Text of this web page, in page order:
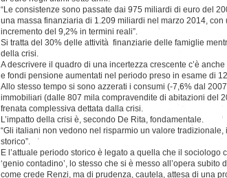
“Le consistenze sono passate dai 975 miliardi di euro del
una massa finanziaria di 1.209 miliardi nel marzo 2014, con
incremento del 9,2% in termini reali”.
Si tratta del 30% delle attività finanziarie delle famiglie
della crisi.
A descrivere il quadro di una incertezza crescente c’è
e fondi pensione aumentati nel periodo preso in esame di
Allo stesso tempo si sono azzerati i consumi (-7,6% dal
immobiliari (dalle 807 mila compravendite di abitazioni del
frenata complessiva dettata dalla crisi.
L’impatto della crisi è, secondo De Rita, fondamentale.
“Gli italiani non vedono nel risparmio un valore
storico”.
E l’attuale periodo storico è legato a quella che il sociologo
‘genio contadino’, lo stesso che si è messo all’opera
come crede Renzi, ma di prudenza, cautela, attesa di una